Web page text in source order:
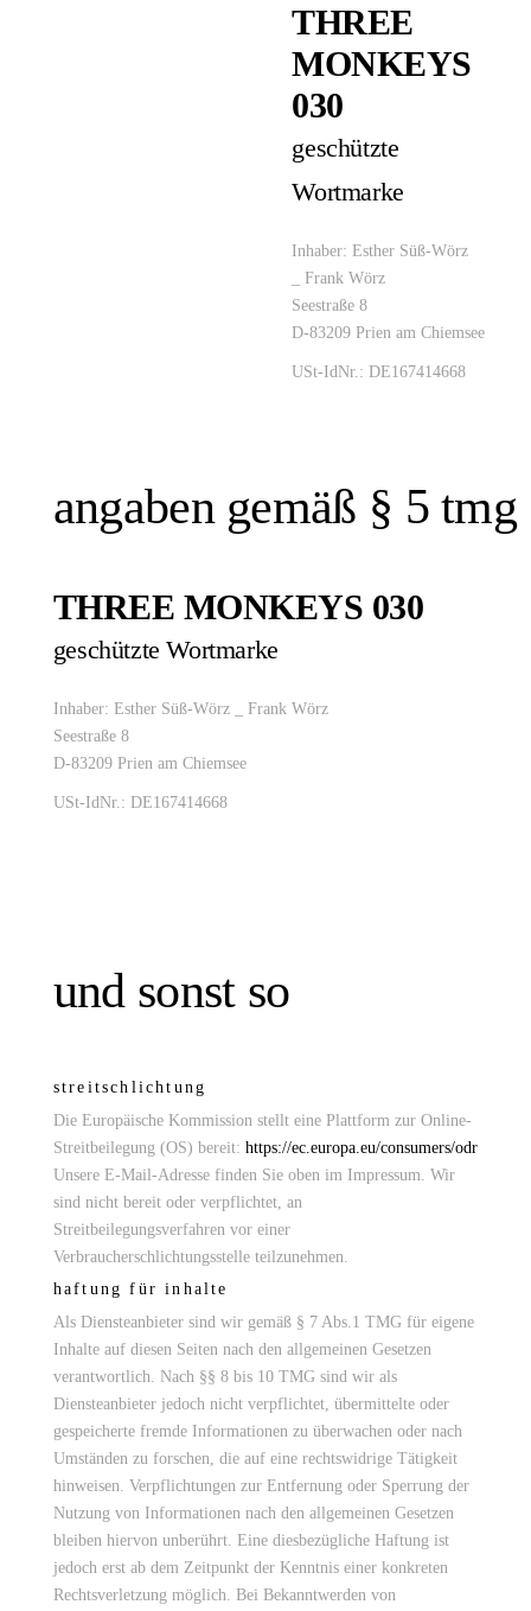
THREE
MONKEYS
030
geschützte
Wortmarke
Inhaber: Esther Süß-Wörz
_ Frank Wörz
Seestraße 8
D-83209 Prien am Chiemsee
USt-IdNr.: DE167414668
angaben gemäß § 5 tmg
THREE MONKEYS 030
geschützte Wortmarke
Inhaber: Esther Süß-Wörz _ Frank Wörz
Seestraße 8
D-83209 Prien am Chiemsee
USt-IdNr.: DE167414668
und sonst so
streitschlichtung
Die Europäische Kommission stellt eine Plattform zur Online-
Streitbeilegung (OS) bereit: https://ec.europa.eu/consumers/odr
Unsere E-Mail-Adresse finden Sie oben im Impressum. Wir
sind nicht bereit oder verpflichtet, an
Streitbeilegungsverfahren vor einer
Verbraucherschlichtungsstelle teilzunehmen.
haftung für inhalte
Als Diensteanbieter sind wir gemäß § 7 Abs.1 TMG für eigene
Inhalte auf diesen Seiten nach den allgemeinen Gesetzen
verantwortlich. Nach §§ 8 bis 10 TMG sind wir als
Diensteanbieter jedoch nicht verpflichtet, übermittelte oder
gespeicherte fremde Informationen zu überwachen oder nach
Umständen zu forschen, die auf eine rechtswidrige Tätigkeit
hinweisen. Verpflichtungen zur Entfernung oder Sperrung der
Nutzung von Informationen nach den allgemeinen Gesetzen
bleiben hiervon unberührt. Eine diesbezügliche Haftung ist
jedoch erst ab dem Zeitpunkt der Kenntnis einer konkreten
Rechtsverletzung möglich. Bei Bekanntwerden von